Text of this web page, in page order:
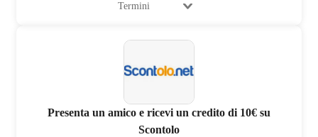
Termini
Presenta un amico e ricevi un credito di 10€ su
Scontolo